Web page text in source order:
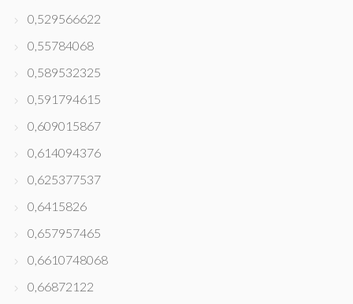
0,529566622
0,55784068
0,589532325
0,591794615
0,609015867
0,614094376
0,625377537
0,6415826
0,657957465
0,6610748068
0,66872122